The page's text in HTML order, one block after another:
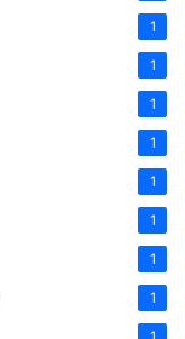
1
1
1
1
1
1
1
1